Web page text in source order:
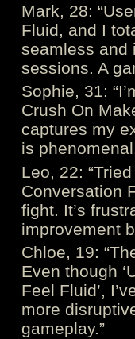
Mark, 28:
Fluid, and I
seamless and
sessions. A
Sophie, 31:
Crush On
captures my
is
Leo, 22:
Conversation
fight. It’s
improvement
Chloe, 19:
Even though
Feel Fluid’,
more
gameplay.”